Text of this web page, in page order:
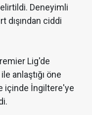
Deneyimli
dışından ciddi
Lig'de
anlaştığı öne
içinde İngiltere'ye